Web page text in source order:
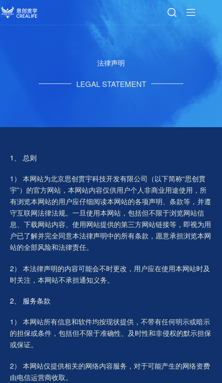
法律声明
LEGAL STATEMENT
1、 总则
1） 本网站为北京思创贯宇科技开发有限公司（以下简称“思创贯
宇”）的官方网站，本网站内容仅供用户个人非商业用途使用，所
有浏览本网站的用户应仔细阅读本网站的各项声明、条款等，并遵
守互联网法律法规。一旦使用本网站，包括但不限于浏览网站信
息、下载网站内容、使用网站提供的第三方网站链接等，即视为用
户已了解并完全同意本法律声明中的所有条款，愿意承担浏览本网
站的全部风险和法律责任。
2） 本法律声明的内容可能会不时更改，用户应在使用本网站时及
时关注，本网站不承担通知义务。
2、 服务条款
1） 本网站所有信息和软件均按现状提供，不带有任何明示或暗示
的担保或条件，包括但不限于准确性、及时性和非侵权的默示担保
或保证。
2） 本网站仅提供相关的网络内容服务，对于可能产生的网络资费
由电信运营商收取。